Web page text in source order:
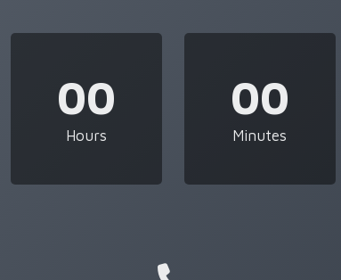
00
Hours
00
Minutes